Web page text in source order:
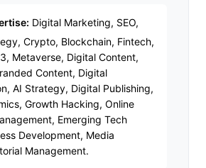
Digital Marketing, SEO,
Crypto, Blockchain, Fintech,
Metaverse, Digital Content,
Content, Digital
AI Strategy, Digital Publishing,
Growth Hacking, Online
Emerging Tech
Development, Media
Management.